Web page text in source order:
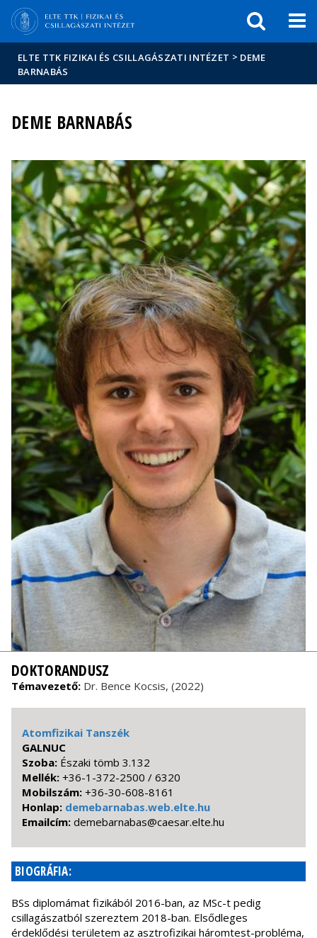
Események
sajtóban
ELTE TTK FIZIKAI ÉS CSILLAGÁSZATI INTÉZET > DEME
BARNABÁS
DEME BARNABÁS
DOKTORANDUSZ
Témavezető: Dr. Bence Kocsis, (2022)
Atomfizikai Tanszék
GALNUC
Szoba: Északi tömb 3.132
Mellék: +36-1-372-2500 / 6320
Mobilszám: +36-30-608-8161
Honlap: demebarnabas.web.elte.hu
Emailcím: uh.etle.raseac@sabanrabemed
BIOGRÁFIA:
BSs diplomámat fizikából 2016-ban, az MSc-t pedig
csillagászatból szereztem 2018-ban. Elsődleges
érdeklődési területem az asztrofizikai háromtest-probléma,